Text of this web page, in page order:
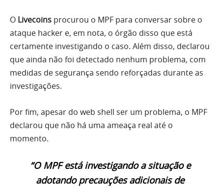
O Livecoins procurou o MPF para conversar sobre o
ataque hacker e, em nota, o órgão disso que está
certamente investigando o caso. Além disso, declarou
que ainda não foi detectado nenhum problema, com
medidas de segurança sendo reforçadas durante as
investigações.
Por fim, apesar do web shell ser um problema, o MPF
declarou que não há uma ameaça real até o
momento.
“O MPF está investigando a situação e
adotando precauções adicionais de